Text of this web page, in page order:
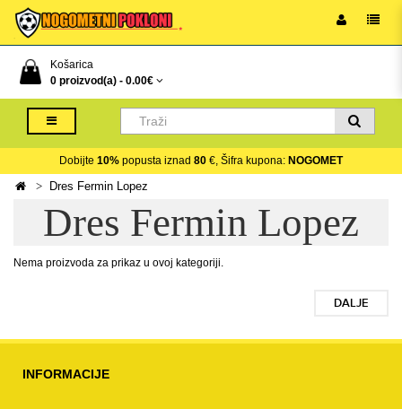
Košarica
0 proizvod(a) - 0.00€
Dobijte 10% popusta iznad 80 €, Šifra kupona: NOGOMET
Dres Fermin Lopez
Dres Fermin Lopez
Nema proizvoda za prikaz u ovoj kategoriji.
DALJE
INFORMACIJE